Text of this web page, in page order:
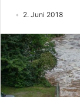
2. Juni 2018